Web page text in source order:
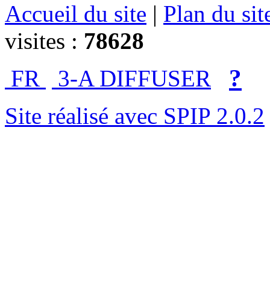
Accueil du site | Plan du
visites : 78628
FR
3-A DIFFUSER ?
Site réalisé avec SPIP 2.0.2